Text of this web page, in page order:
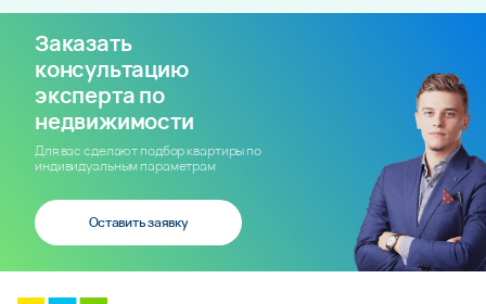
Заказать
консультацию
эксперта по
недвижимости
Для вас сделают подбор квартиры по
индивидуальным параметрам
Оставить заявку